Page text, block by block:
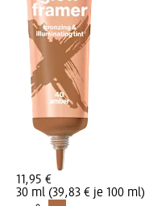
11,95 €
30 ml (39,83 € je 100 ml)